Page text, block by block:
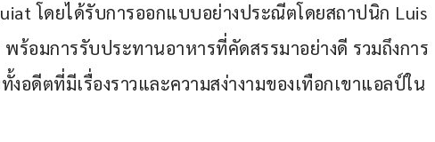
โดยได้รับการออกแบบอย่างประณีตโดยสถาปนิก Luis
ร้อมการรับประทานอาหารที่คัดสรรมาอย่างดี รวมถึงการ
อดีตที่มีเรื่องราวและความสง่างามของเทือกเขาแอลป์ใน